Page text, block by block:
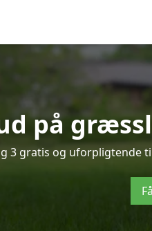
på
3 gratis og uforpligtende